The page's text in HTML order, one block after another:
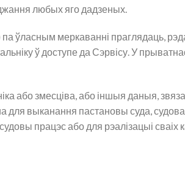
любых яго дадзеных.
ўласным меркаванні праглядаць,
ў доступе да Сэрвісу. У
або змесціва, або іншыя даныя,
выканання пастановы суда,
працэс або для рэалізацыі